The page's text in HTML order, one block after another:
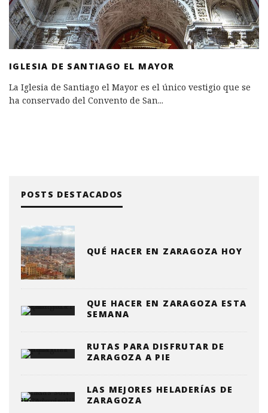
IGLESIA DE SANTIAGO EL MAYOR
La Iglesia de Santiago el Mayor es el único vestigio que se
ha conservado del Convento de San...
POSTS DESTACADOS
QUÉ HACER EN ZARAGOZA HOY
QUE HACER EN ZARAGOZA ESTA
SEMANA
RUTAS PARA DISFRUTAR DE
ZARAGOZA A PIE
LAS MEJORES HELADERÍAS DE
ZARAGOZA